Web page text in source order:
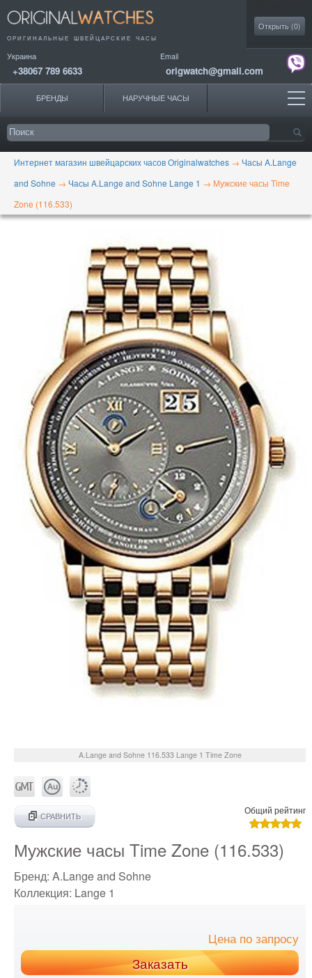
ОРИГИНАЛЬНЫЕ ШВЕЙЦАРСКИЕ ЧАСЫ
Украина
+38067 789 6633
Email
origwatch@gmail.com
Открыть (0)
БРЕНДЫ НАРУЧНЫЕ ЧАСЫ
Интернет магазин швейцарских часов Originalwatches → Часы A.Lange
and Sohne → Часы A.Lange and Sohne Lange 1 → Мужские часы Time
Zone (116.533)
A.Lange and Sohne 116.533 Lange 1 Time Zone
СРАВНИТЬ
Общий рейтинг
Мужские часы Time Zone (116.533)
Бренд: A.Lange and Sohne
Коллекция: Lange 1
Цена по запросу
Заказать